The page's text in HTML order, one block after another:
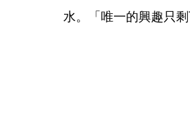
水。「唯一的興趣只